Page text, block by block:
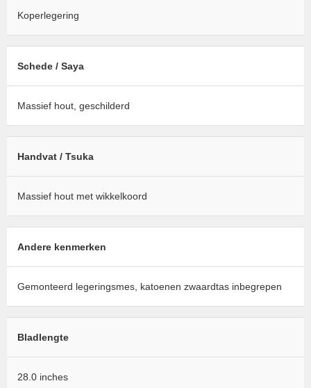
Koperlegering
Schede / Saya
Massief hout, geschilderd
Handvat / Tsuka
Massief hout met wikkelkoord
Andere kenmerken
Gemonteerd legeringsmes, katoenen zwaardtas inbegrepen
Bladlengte
28.0 inches